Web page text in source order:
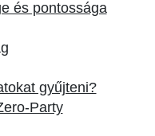
és pontossága
gyűjteni?
Party